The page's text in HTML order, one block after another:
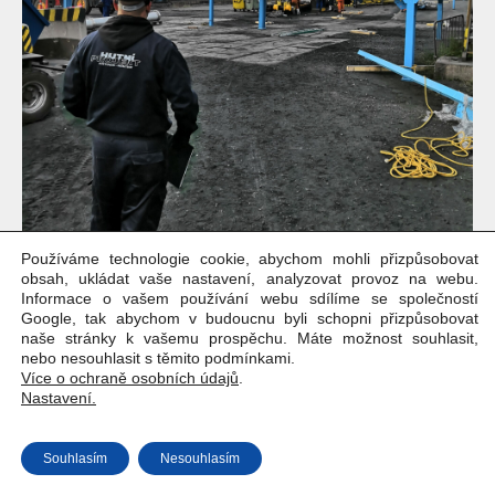
Copyright © Weiron Dynamics, s.r.o. |
Používáme technologie cookie, abychom mohli přizpůsobovat
obsah, ukládat vaše nastavení, analyzovat provoz na webu.
Informace o vašem používání webu sdílíme se společností
Google, tak abychom v budoucnu byli schopni přizpůsobovat
naše stránky k vašemu prospěchu. Máte možnost souhlasit,
nebo nesouhlasit s těmito podmínkami.
Více o ochraně osobních údajů
Nastavení.
Souhlasím Nesouhlasím